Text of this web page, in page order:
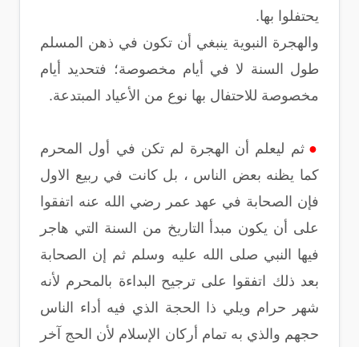
يحتفلوا بها.
والهجرة النبوية ينبغي أن تكون في ذهن المسلم
طول السنة لا في أيام مخصوصة؛ فتحديد أيام
مخصوصة للاحتفال بها نوع من الأعياد المبتدعة.
● ثم ليعلم أن الهجرة لم تكن في أول المحرم
كما يظنه بعض الناس ، بل كانت في ربيع الاول
فإن الصحابة في عهد عمر رضي الله عنه اتفقوا
على أن يكون مبدأ التاريخ من السنة التي هاجر
فيها النبي صلى الله عليه وسلم ثم إن الصحابة
بعد ذلك اتفقوا على ترجيح البداءة بالمحرم لأنه
شهر حرام ويلي ذا الحجة الذي فيه أداء الناس
حجهم والذي به تمام أركان الإسلام لأن الحج آخر